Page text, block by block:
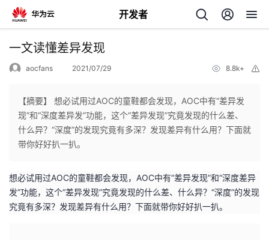
开发者
返
个
人
主
我
的
一文读懂差异发现
aocfans 2021/07/29 8.8k+
【摘要】 想必试用过AOC的童鞋都会发现，AOC中有“差异发
现”和“深度差异发”功能，这个“差异发现”究竟发现的什么差、
什么异？“深度”的发现究竟有多深？发现差异有什么用？下面就
带你好好扒一扒。
想必试用过AOC的童鞋都会发现， AOC中有“差异发现”和“深度差异
发”功能，这个“差异发现”究竟发现的什么差、什么异？“深度”的发现
究竟有多深？发现差异有什么用？下面就带你好好扒一扒。